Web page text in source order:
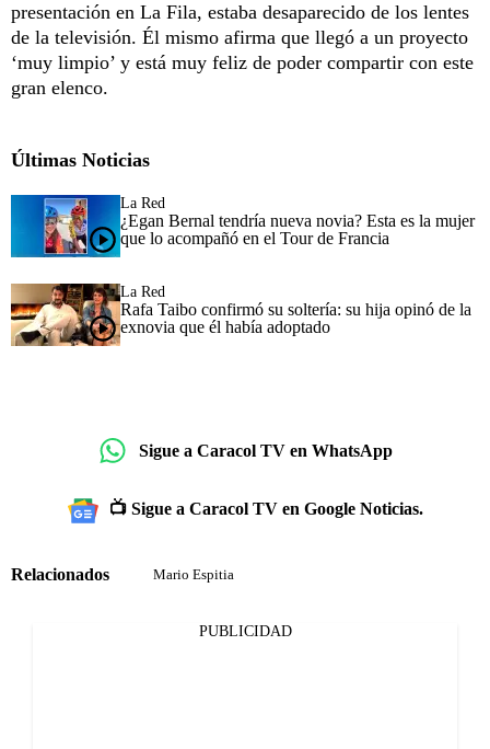
presentación en La Fila, estaba desaparecido de los lentes
de la televisión. Él mismo afirma que llegó a un proyecto
‘muy limpio’ y está muy feliz de poder compartir con este
gran elenco.
Últimas Noticias
La Red
¿Egan Bernal tendría nueva novia? Esta es la mujer
que lo acompañó en el Tour de Francia
La Red
Rafa Taibo confirmó su soltería: su hija opinó de la
exnovia que él había adoptado
Sigue a Caracol TV en WhatsApp
📺 Sigue a Caracol TV en Google Noticias.
Relacionados Mario Espitia
PUBLICIDAD